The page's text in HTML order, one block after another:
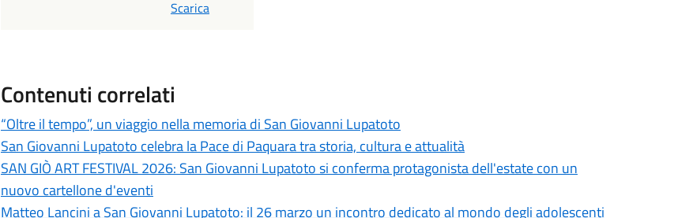
Scarica
Contenuti correlati
“Oltre il tempo”, un viaggio nella memoria di San Giovanni Lupatoto
San Giovanni Lupatoto celebra la Pace di Paquara tra storia, cultura e attualità
SAN GIÒ ART FESTIVAL 2026: San Giovanni Lupatoto si conferma protagonista dell'estate con un
nuovo cartellone d'eventi
Matteo Lancini a San Giovanni Lupatoto: il 26 marzo un incontro dedicato al mondo degli adolescenti